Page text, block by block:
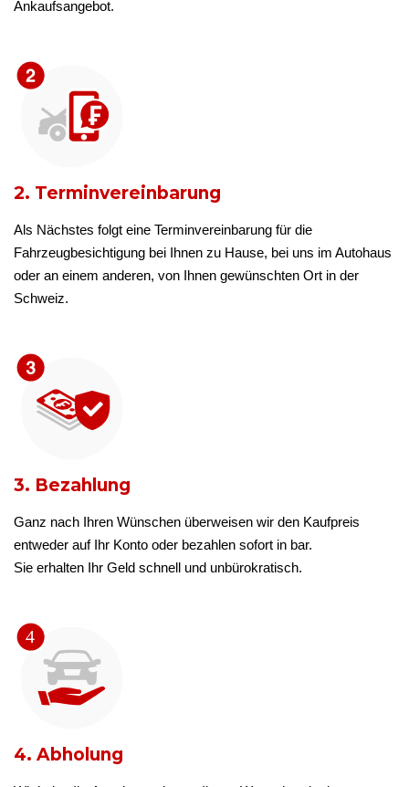
Ankaufsangebot.
2. Terminvereinbarung
Als Nächstes folgt eine Terminvereinbarung für die
Fahrzeugbesichtigung bei Ihnen zu Hause, bei uns im Autohaus
oder an einem anderen, von Ihnen gewünschten Ort in der
Schweiz.
3. Bezahlung
Ganz nach Ihren Wünschen überweisen wir den Kaufpreis
entweder auf Ihr Konto oder bezahlen sofort in bar.
Sie erhalten Ihr Geld schnell und unbürokratisch.
4. Abholung